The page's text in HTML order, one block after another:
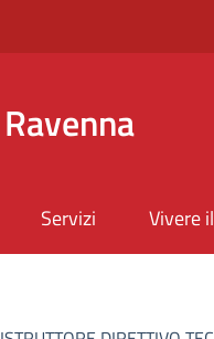
Servizi Vivere